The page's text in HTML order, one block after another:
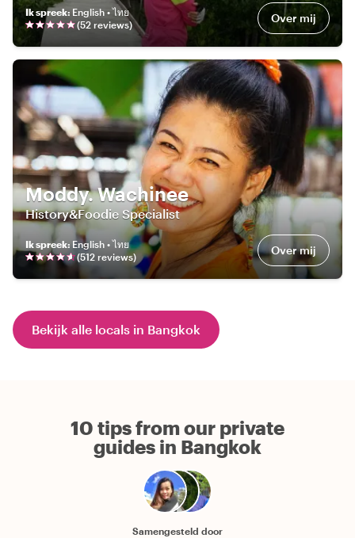
Ik spreek: English • ไทย
(52 reviews) Over mij
Moddy. Wachinee
History&Foodie Specialist
Ik spreek: English • ไทย
(512 reviews) Over mij
Bekijk alle locals in Bangkok
10 tips from our private
guides in Bangkok
Samengesteld door